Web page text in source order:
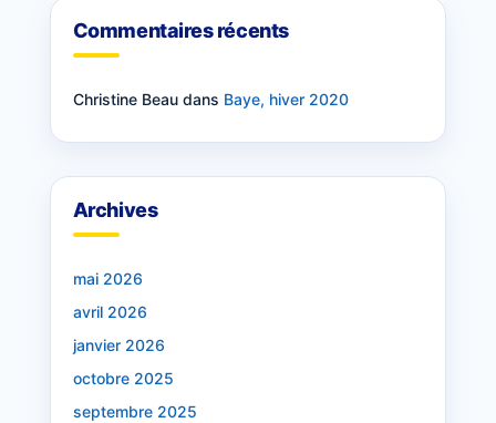
Commentaires récents
Christine Beaudans Baye, hiver 2020
Archives
mai 2026
avril 2026
janvier 2026
octobre 2025
septembre 2025